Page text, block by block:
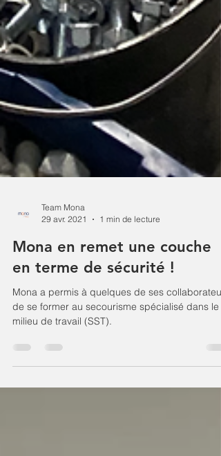
Team Mona
29 avr. 2021
1 min de lecture
Mona en remet une couche
en terme de sécurité !
Mona a permis à quelques de ses